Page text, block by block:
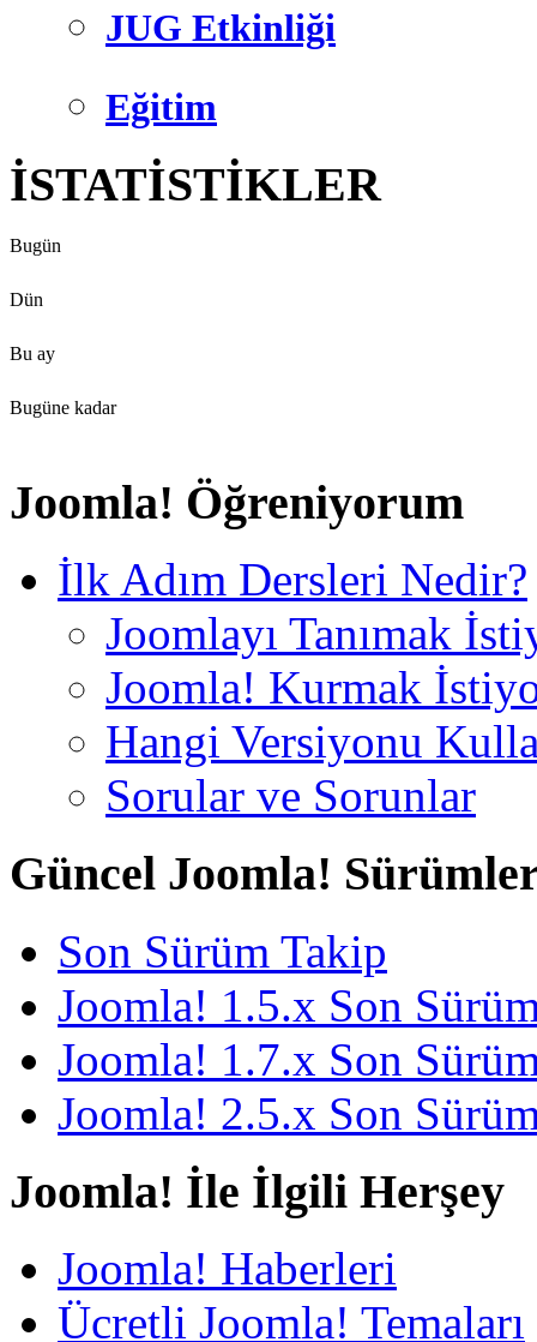
JUG Etkinliği
Eğitim
İSTATİSTİKLER
Bugün
Dün
Bu ay
Bugüne kadar
Joomla! Öğreniyorum
İlk Adım Dersleri Nedir?
Joomlayı Tanımak
Joomla! Kurmak
Hangi Versiyonu
Sorular ve Sorunlar
Güncel Joomla!
Son Sürüm Takip
Joomla! 1.5.x Son
Joomla! 1.7.x Son
Joomla! 2.5.x Son
Joomla! İle İlgili Herşey
Joomla! Haberleri
Ücretli Joomla! Temaları